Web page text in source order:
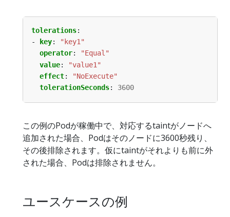
tolerations:
-
key:
"key1"
operator:
"Equal"
value:
"value1"
effect:
"NoExecute"
tolerationSeconds: 3600
この例のPodが稼働中で、対応するtaintがノードへ
追加された場合、Podはそのノードに3600秒残り、
その後排除されます。仮にtaintがそれよりも前に外
された場合、Podは排除されません。
ユースケースの例